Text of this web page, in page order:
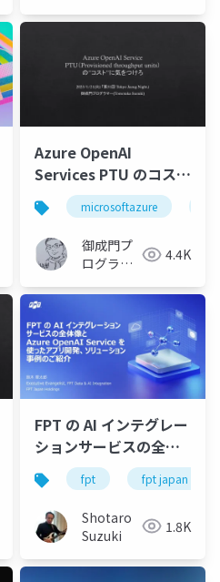
Azure OpenAI
Services PTU のコスト
に気をつけろ
microsoftazure
御成門プ
ログラマ
(Tomotaka
Suzuki)
4.4K
azure microsoft
FPT の AI インテグレー
ションサービスの全体
像とAzure OpenAI
Service を使ったアプ
リ開発、ソリューショ
ン事例のご紹介-公開版
fpt fpt japan
Shotaro
Suzuki
1.8K